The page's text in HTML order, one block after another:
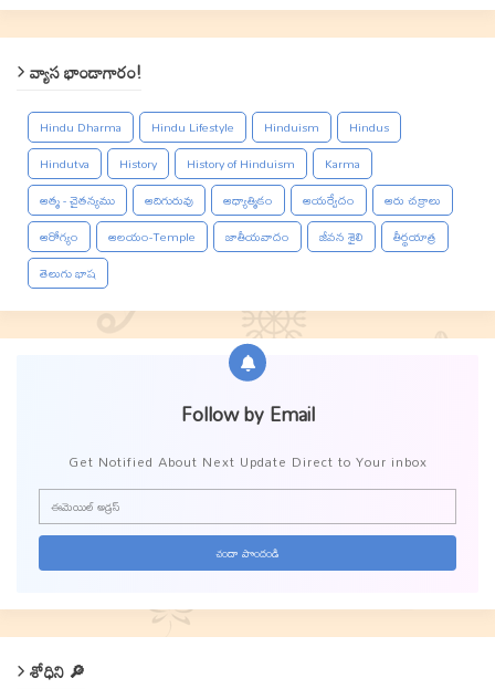
వ్యాస భాండాగారం!
Hindu Dharma Hindu Lifestyle Hinduism
Hindus
Hindutva
History History of Hinduism
Karma
ఆత్మ - చైతన్యము
ఆదిగురువు ఆధ్యాత్మికం ఆయర్వేదం
ఆరు చక్రాలు
ఆరోగ్యం
ఆలయం-Temple జాతీయవాదం జీవన శైలి
తీర్థయాత్ర
తెలుగు భాష
Follow by Email
Get Notified About Next Update Direct to Your inbox
శోధిని 🔎